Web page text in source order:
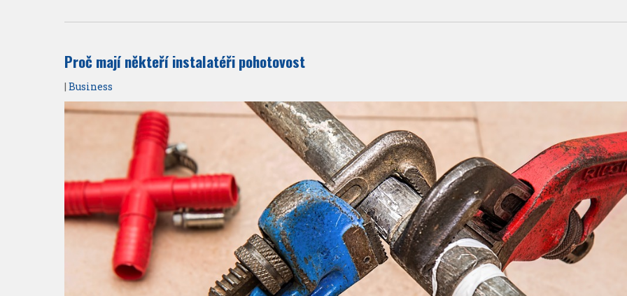
Proč mají někteří instalatéři pohotovost
| Business